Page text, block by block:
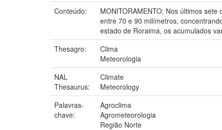
Conteúdo:
MONITORAMENTO: Nos últimos
entre 70 e 90 milímetros,
estado de Roraima, os acumulados
Thesagro:
Clima
Meteorologia
NAL
Thesaurus:
Climate
Meteorology
Palavras-
chave:
Agroclima
Agrometeorologia
Região Norte